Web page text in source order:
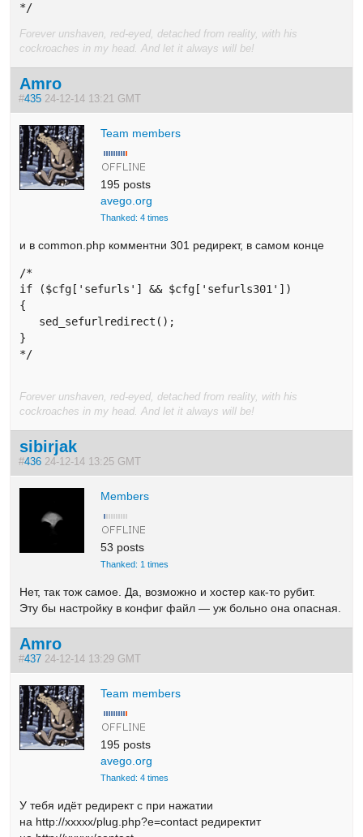
*/
Forever unshaven, red-eyed, detached from reality, with his
cockroaches in my head. And let it always will be!
Amro
#435 24-12-14 13:21 GMT
Team members
195 posts
avego.org
Thanked: 4 times
и в common.php комментни 301 редирект, в самом конце
/*
if ($cfg['sefurls'] && $cfg['sefurls301'])
{
   sed_sefurlredirect();
}
*/
Forever unshaven, red-eyed, detached from reality, with his
cockroaches in my head. And let it always will be!
sibirjak
#436 24-12-14 13:25 GMT
Members
53 posts
Thanked: 1 times
Нет, так тож самое. Да, возможно и хостер как-то рубит.
Эту бы настройку в конфиг файл — уж больно она опасная.
Amro
#437 24-12-14 13:29 GMT
Team members
195 posts
avego.org
Thanked: 4 times
У тебя идёт редирект с при нажатии
на http://xxxxx/plug.php?e=contact редиректит